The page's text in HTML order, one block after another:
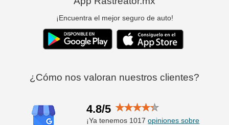
¡Encuentra el mejor seguro de auto!
¿Cómo nos valoran nuestros clientes?
4.8/5
¡Ya tenemos 1017opiniones sobre